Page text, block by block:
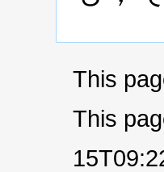
This
This